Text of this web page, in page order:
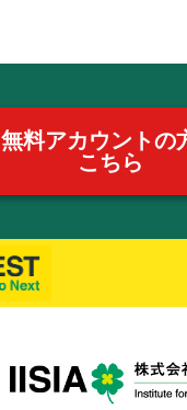
無料アカウントの
こちら